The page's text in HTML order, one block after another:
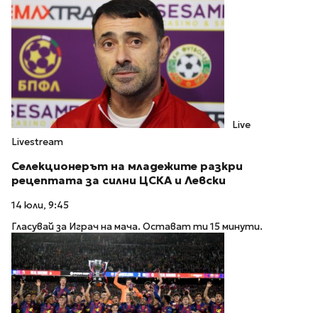
Live
Livestream
Селекционерът на младежите разкри
рецептата за силни ЦСКА и Левски
14 юли, 9:45
Гласувай за Играч на мача. Остават ти 15 минути.